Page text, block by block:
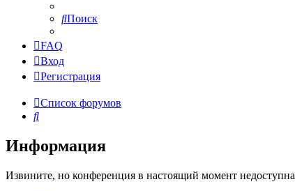
Поиск
FAQ
Вход
Регистрация
Список форумов
Поиск
Информация
Извините, но конференция в настоящий момент недоступна